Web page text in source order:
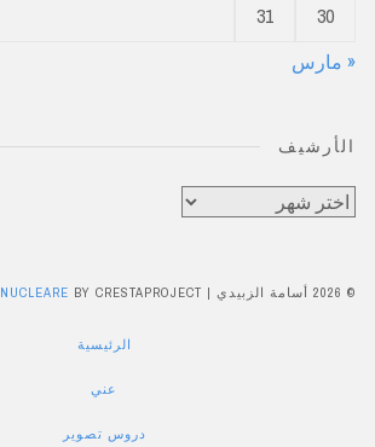
30
31
« مارس
الأرشيف
الأرشيف
© 2026 أسامة الزبيدي |
NUCLEARE BY CRESTAPROJECT.
الرئيسية
عني
دروس تصوير